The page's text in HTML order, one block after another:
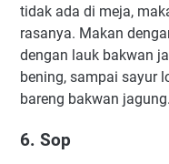
tidak ada di meja,
rasanya. Mаkаn
dеngаn lаuk bаkwаn
bening, sampai sayur
bareng bakwan jagung.
6. Sop